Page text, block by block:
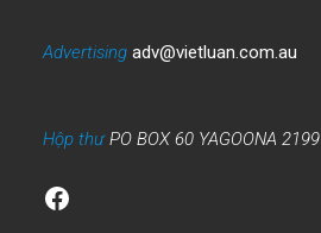
Advertising adv@vietluan.com.au
Hộp thưPO BOX 60 YAGOONA 2199
Facebook